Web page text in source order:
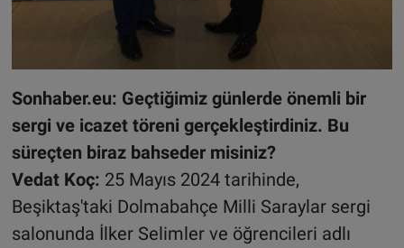
Sonhaber.eu: Geçtiğimiz günlerde önemli bir
sergi ve icazet töreni gerçekleştirdiniz. Bu
süreçten biraz bahseder misiniz?
Vedat Koç: 25 Mayıs 2024 tarihinde,
Beşiktaş'taki Dolmabahçe Milli Saraylar sergi
salonunda İlker Selimler ve öğrencileri adlı